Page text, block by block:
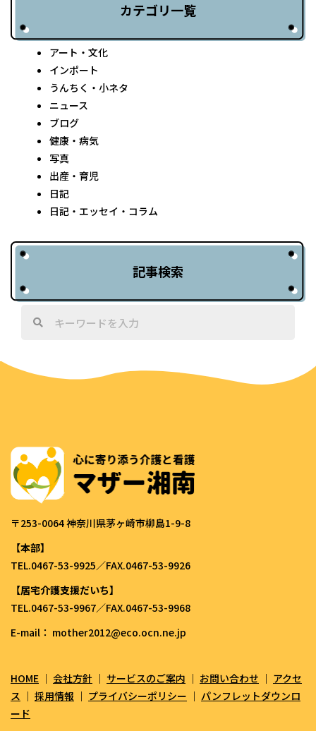
カテゴリ一覧
アート・文化
インポート
うんちく・小ネタ
ニュース
ブログ
健康・病気
写真
出産・育児
日記
日記・エッセイ・コラム
記事検索
〒253-0064 神奈川県茅ヶ崎市柳島1-9-8
【本部】
TEL.0467-53-9925／FAX.0467-53-9926
【居宅介護支援だいち】
TEL.0467-53-9967／FAX.0467-53-9968
E-mail： mother2012@eco.ocn.ne.jp
HOME ｜ 会社方針 ｜ サービスのご案内 ｜ お問い合わせ ｜ アクセ
ス ｜ 採用情報 ｜ プライバシーポリシー ｜ パンフレットダウンロ
ード